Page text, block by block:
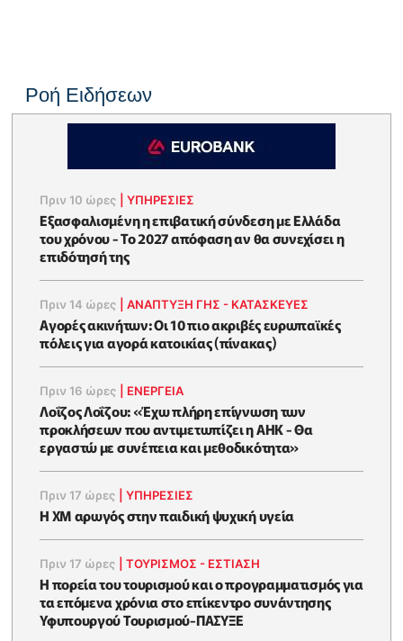
Ροή Ειδήσεων
Πριν 10 ώρες |ΥΠΗΡΕΣΙΕΣ
Εξασφαλισμένη η επιβατική σύνδεση με Ελλάδα
του χρόνου - Το 2027 απόφαση αν θα συνεχίσει η
επιδότησή της
Πριν 14 ώρες |ΑΝΑΠΤΥΞΗ ΓΗΣ - ΚΑΤΑΣΚΕΥΕΣ
Αγορές ακινήτων: Οι 10 πιο ακριβές ευρωπαϊκές
πόλεις για αγορά κατοικίας (πίνακας)
Πριν 16 ώρες ΕΝΈΡΓΕΙΑ
Λοΐζος Λοΐζου: «Έχω πλήρη επίγνωση των
προκλήσεων που αντιμετωπίζει η ΑΗΚ - Θα
εργαστώ με συνέπεια και μεθοδικότητα»
Πριν 17 ώρες |ΥΠΗΡΕΣΙΕΣ
Η XM αρωγός στην παιδική ψυχική υγεία
Πριν 17 ώρες |ΤΟΥΡΙΣΜΟΣ - ΕΣΤΙΑΣΗ
Η πορεία του τουρισμού και ο προγραμματισμός για
τα επόμενα χρόνια στο επίκεντρο συνάντησης
Υφυπουργού Τουρισμού-ΠΑΣΥΞΕ